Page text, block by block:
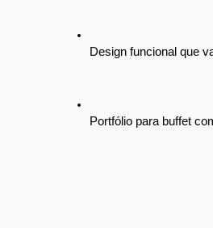
Design funcional que
Portfólio para buffet